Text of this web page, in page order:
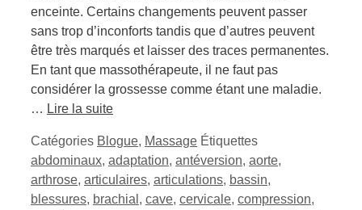
enceinte. Certains changements peuvent passer
sans trop d’inconforts tandis que d’autres peuvent
être très marqués et laisser des traces permanentes.
En tant que massothérapeute, il ne faut pas
considérer la grossesse comme étant une maladie.
… Lire la suite
Catégories Blogue, Massage Étiquettes
abdominaux, adaptation, antéversion, aorte,
arthrose, articulaires, articulations, bassin,
blessures, brachial , cave, cervicale, compression,